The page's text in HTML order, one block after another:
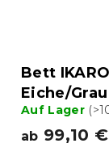
Bett
Eiche/Grau
Auf Lager
ab 99,10 €